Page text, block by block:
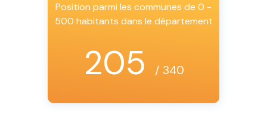
Position parmi les communes de 0 -
500 habitants dans le département
205 / 340